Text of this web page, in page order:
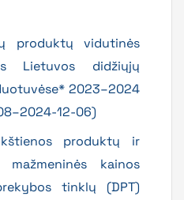
produktų vidutinės
Lietuvos didžiųjų
2023–2024
12-06)
produktų ir
kainos
tinklų (DPT)